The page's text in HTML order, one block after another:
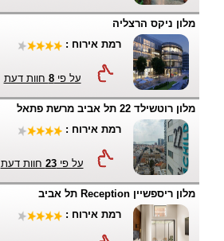
מלון ניקס הרצליה
רמת אירוח :
על פי8 חוות דעת
מלון רוטשילד 22 תל אביב מרשת פתאל
רמת אירוח :
על פי23 חוות דעת
מלון ריספשיין Reception תל אביב
רמת אירוח :